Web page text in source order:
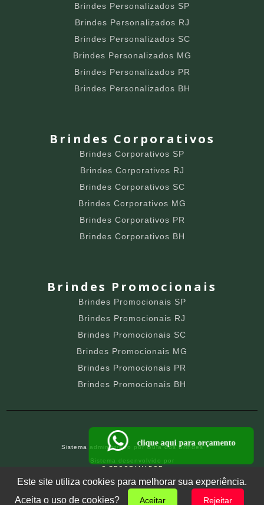
Brindes Personalizados SP
Brindes Personalizados RJ
Brindes Personalizados SC
Brindes Personalizados MG
Brindes Personalizados PR
Brindes Personalizados BH
Brindes Corporativos
Brindes Corporativos SP
Brindes Corporativos RJ
Brindes Corporativos SC
Brindes Corporativos MG
Brindes Corporativos PR
Brindes Corporativos BH
Brindes Promocionais
Brindes Promocionais SP
Brindes Promocionais RJ
Brindes Promocionais SC
Brindes Promocionais MG
Brindes Promocionais PR
Brindes Promocionais BH
Sistema administrado porGuia dos Brindes
Sistema desenvolvido por
O PROGRAMADOR
clique aqui para orçamento
Este site utiliza cookies para melhorar sua experiência.
Aceita o uso de cookies?
Aceitar Rejeitar